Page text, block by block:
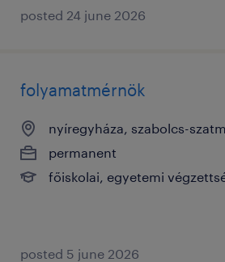
posted 24 june 2026
folyamatmérnök
nyíregyháza, szabolcs-
permanent
főiskolai, egyetemi
posted 5 june 2026